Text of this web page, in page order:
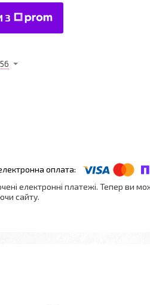
З
електронні платежі. Тепер ви
сайту.